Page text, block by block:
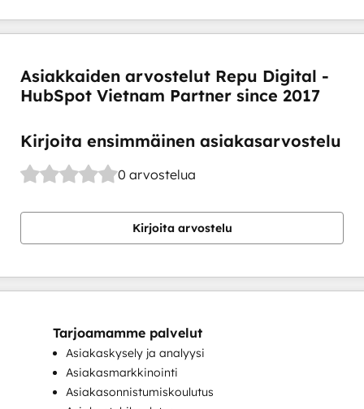
Asiakkaiden arvostelut Repu Digital -
HubSpot Vietnam Partner since 2017
Kirjoita ensimmäinen asiakasarvostelu
0 arvostelua
Kirjoita arvostelu
Tarjoamamme palvelut
Asiakaskysely ja analyysi
Asiakasmarkkinointi
Asiakasonnistumiskoulutus